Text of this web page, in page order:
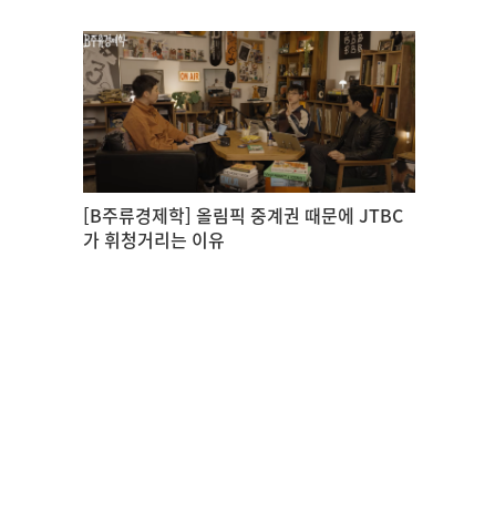
[B주류경제학] 올림픽 중계권 때문에 JTBC
가 휘청거리는 이유